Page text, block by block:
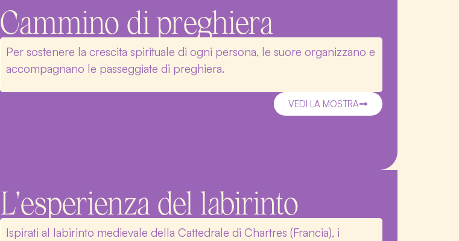
Cammino di preghiera
Per sostenere la crescita spirituale di ogni persona, le suore organizzano e
accompagnano le passeggiate di preghiera.
VEDI LA MOSTRA
L'esperienza del labirinto
Ispirati al labirinto medievale della Cattedrale di Chartres (Francia), i